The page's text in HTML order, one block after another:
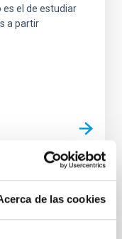
de las cookies
el de estudiar
a partir